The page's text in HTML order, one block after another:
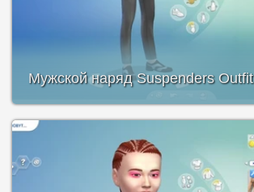
Мужской наряд Suspenders Outfit